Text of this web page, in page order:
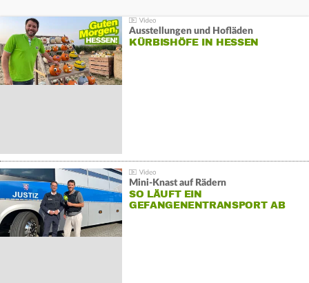
Ausstellungen und Hofläden
KÜRBISHÖFE IN HESSEN
Mini-Knast auf Rädern
SO LÄUFT EIN
GEFANGENENTRANSPORT AB